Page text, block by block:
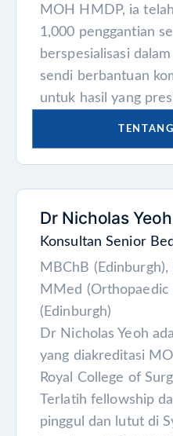
MOH HMDP, ia
1,000 penggantian
berspesialisasi
sendi berbantuan
untuk hasil yang
Dr Nicholas Yeoh
Konsultan Senior
MBChB (Edinburgh),
MMed (Orthopaedic
(Edinburgh)
Dr Nicholas Yeoh
yang diakreditasi
Royal College of
Terlatih fellowship
pinggul dan lutut di